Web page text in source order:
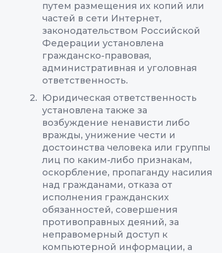
путем размещения их копий или
частей в сети Интернет,
законодательством Российской
Федерации установлена
гражданско-правовая,
административная и уголовная
ответственность.
Юридическая ответственность
установлена также за
возбуждение ненависти либо
вражды, унижение чести и
достоинства человека или группы
лиц по каким-либо признакам,
оскорбление, пропаганду насилия
над гражданами, отказа от
исполнения гражданских
обязанностей, совершения
противоправных деяний, за
неправомерный доступ к
компьютерной информации, а